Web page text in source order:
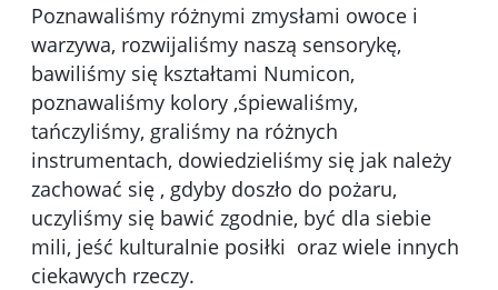
Poznawaliśmy różnymi zmysłami owoce i
warzywa, rozwijaliśmy naszą sensorykę,
bawiliśmy się kształtami Numicon,
poznawaliśmy kolory ,śpiewaliśmy,
tańczyliśmy, graliśmy na różnych
instrumentach, dowiedzieliśmy się jak należy
zachować się , gdyby doszło do pożaru,
uczyliśmy się bawić zgodnie, być dla siebie
mili, jeść kulturalnie posiłki oraz wiele innych
ciekawych rzeczy.